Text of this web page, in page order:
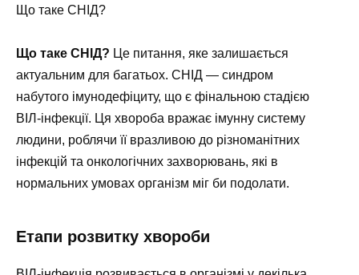
Що таке СНІД?
Що таке СНІД? Це питання, яке залишається
актуальним для багатьох. СНІД — синдром
набутого імунодефіциту, що є фінальною стадією
ВІЛ-інфекції. Ця хвороба вражає імунну систему
людини, роблячи її вразливою до різноманітних
інфекцій та онкологічних захворювань, які в
нормальних умовах організм міг би подолати.
Етапи розвитку хвороби